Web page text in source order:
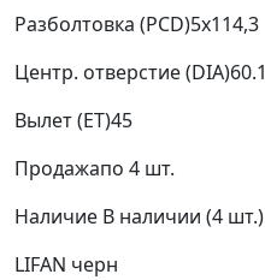
Разболтовка (PCD)5x114,3
Центр. отверстие (DIA)60.1
Вылет (ET)45
Продажапо 4 шт.
Наличие В наличии (4 шт.)
LIFAN черн